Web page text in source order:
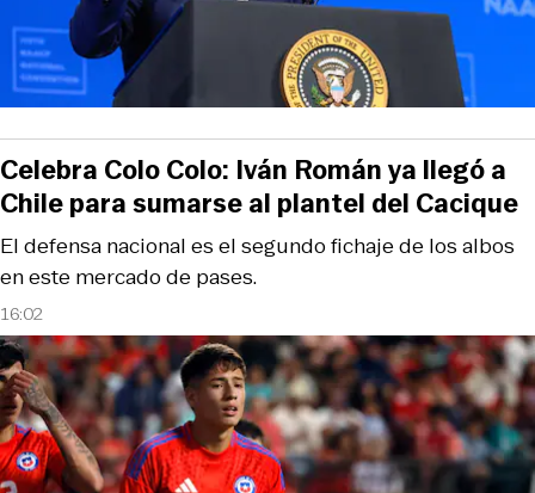
16:02
El defensa nacional es el segundo fichaje de los albos
en este mercado de pases.
Celebra Colo Colo: Iván Román ya llegó a
Chile para sumarse al plantel del Cacique